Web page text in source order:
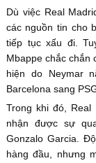
Dù việc Real
các nguồn tin cho
tiếp tục xấu đi.
Mbappe chắc chắn
hiện do Neymar
Barcelona sang
Trong khi đó,
nhận được sự
Gonzalo Garcia.
hàng đầu, nhưng